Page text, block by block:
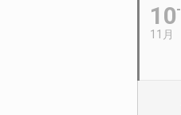
10
11月